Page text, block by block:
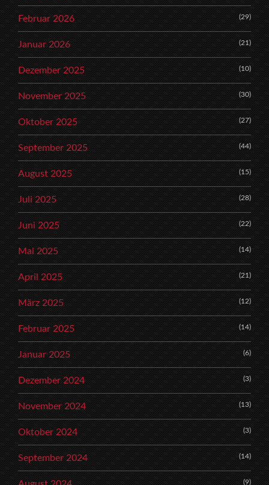
Februar 2026 (29)
Januar 2026 (21)
Dezember 2025 (10)
November 2025 (30)
Oktober 2025 (27)
September 2025 (44)
August 2025 (15)
Juli 2025 (28)
Juni 2025 (22)
Mai 2025 (14)
April 2025 (21)
März 2025 (12)
Februar 2025 (14)
Januar 2025 (6)
Dezember 2024 (3)
November 2024 (13)
Oktober 2024 (3)
September 2024 (14)
(9)